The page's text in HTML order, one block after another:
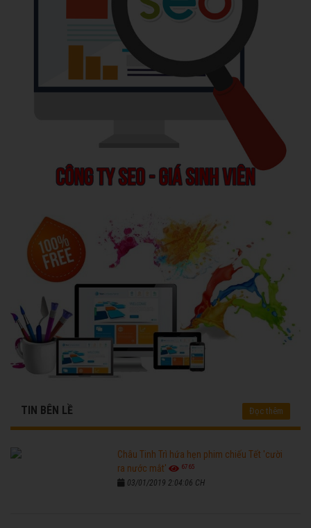
TIN BÊN LỀ Đọc thêm
Châu Tinh Trì hứa hẹn phim chiếu Tết 'cười
ra nước mắt'
6765
03/01/2019 2:04:06 CH